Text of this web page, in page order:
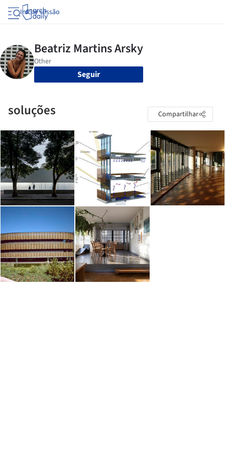
Iniciar sessão
Seguir
soluções Compartilhar